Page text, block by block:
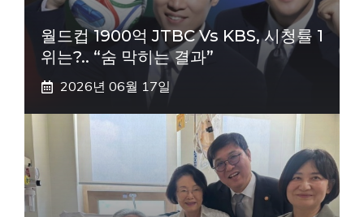
월드컵 1900억 JTBC Vs KBS, 시청률 1
위는?.. “숨 막히는 결과”
2026년 06월 17일